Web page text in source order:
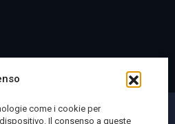
come i cookie per
Il consenso a queste